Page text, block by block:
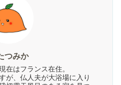
つみか
在はフランス在住。
が、仏人夫が大浴場に入り